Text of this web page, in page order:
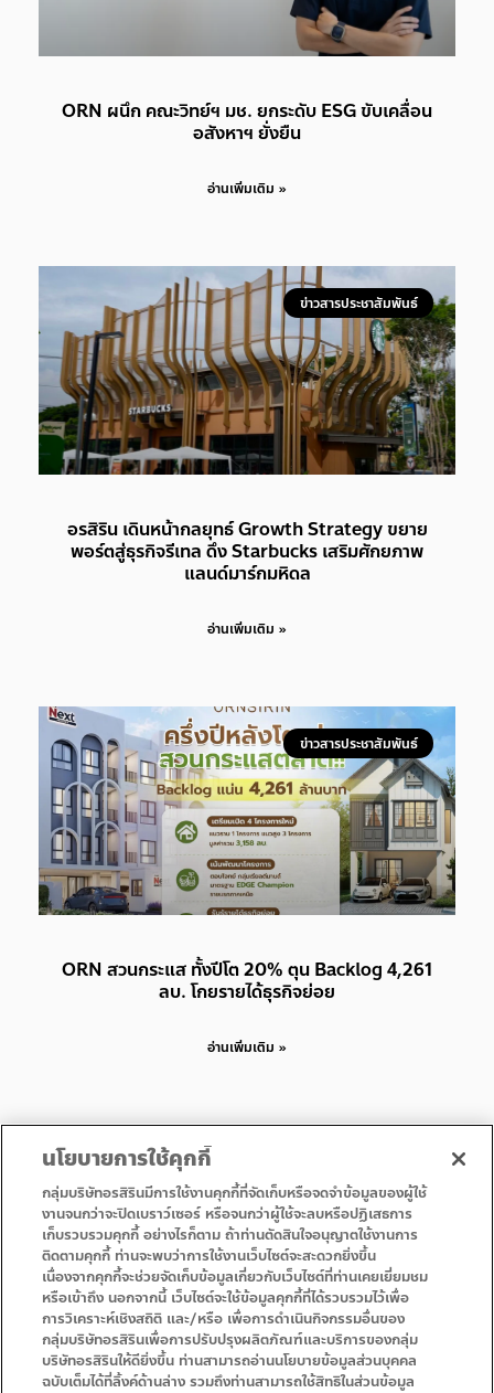
ORN ผนึก คณะวิทย์ฯ มช. ยกระดับ ESG ขับเคลื่อน
อสังหาฯ ยั่งยืน
อ่านเพิ่มเติม »
ข่าวสารประชาสัมพันธ์
อรสิริน เดินหน้ากลยุทธ์ Growth Strategy ขยาย
พอร์ตสู่ธุรกิจรีเทล ดึง Starbucks เสริมศักยภาพ
แลนด์มาร์กมหิดล
อ่านเพิ่มเติม »
ข่าวสารประชาสัมพันธ์
ORN สวนกระแส ทั้งปีโต 20% ตุน Backlog 4,261
ลบ. โกยรายได้ธุรกิจย่อย
อ่านเพิ่มเติม »
• หน้าแรก
• โปรโมชั่น
• บริการ
• ติดต่อเรา
นโยบายการใช้คุกกี้
กลุ่มบริษัทอรสิรินมีการใช้งานคุกกี้ที่จัดเก็บหรือจดจำข้อมูลของผู้ใช้
งานจนกว่าจะปิดเบราว์เซอร์ หรือจนกว่าผู้ใช้จะลบหรือปฏิเสธการ
เก็บรวบรวมคุกกี้ อย่างไรก็ตาม ถ้าท่านตัดสินใจอนุญาตใช้งานการ
ติดตามคุกกี้ ท่านจะพบว่าการใช้งานเว็บไซต์จะสะดวกยิ่งขึ้น
เนื่องจากคุกกี้จะช่วยจัดเก็บข้อมูลเกี่ยวกับเว็บไซต์ที่ท่านเคยเยี่ยมชม
หรือเข้าถึง นอกจากนี้ เว็บไซต์จะใช้ข้อมูลคุกกี้ที่ได้รวบรวมไว้เพื่อ
การวิเคราะห์เชิงสถิติ และ/หรือ เพื่อการดำเนินกิจกรรมอื่นของ
กลุ่มบริษัทอรสิรินเพื่อการปรับปรุงผลิตภัณฑ์และบริการของกลุ่ม
บริษัทอรสิรินให้ดียิ่งขึ้น ท่านสามารถอ่านนโยบายข้อมูลส่วนบุคคล
ฉบับเต็มได้ที่ลิ้งค์ด้านล่าง รวมถึงท่านสามารถใช้สิทธิในส่วนข้อมูล